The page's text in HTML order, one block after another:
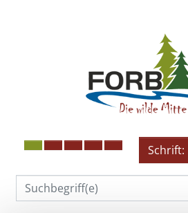
Schrift: